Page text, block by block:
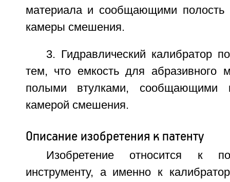
материала и сообщающими полость
камеры смешения.
3. Гидравлический калибратор
тем, что емкость для абразивного
полыми втулками, сообщающими
камерой смешения.
Описание изобретения к патенту
Изобретение относится к
инструменту, а именно к